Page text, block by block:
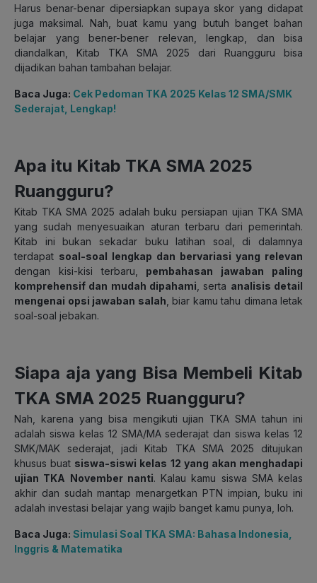
Harus benar-benar dipersiapkan supaya skor yang didapat
juga maksimal. Nah, buat kamu yang butuh banget bahan
belajar yang bener-bener relevan, lengkap, dan bisa
diandalkan, Kitab TKA SMA 2025 dari Ruangguru bisa
dijadikan bahan tambahan belajar.
Baca Juga: Cek Pedoman TKA 2025 Kelas 12 SMA/SMK
Sederajat, Lengkap!
Apa itu Kitab TKA SMA 2025
Ruangguru?
Kitab TKA SMA 2025 adalah buku persiapan ujian TKA SMA
yang sudah menyesuaikan aturan terbaru dari pemerintah.
Kitab ini bukan sekadar buku latihan soal, di dalamnya
terdapat soal-soal lengkap dan bervariasi yang relevan
dengan kisi-kisi terbaru, pembahasan jawaban paling
komprehensif dan mudah dipahami , serta analisis detail
mengenai opsi jawaban salah , biar kamu tahu dimana letak
soal-soal jebakan.
Siapa aja yang Bisa Membeli Kitab
TKA SMA 2025 Ruangguru?
Nah, karena yang bisa mengikuti ujian TKA SMA tahun ini
adalah siswa kelas 12 SMA/MA sederajat dan siswa kelas 12
SMK/MAK sederajat, jadi Kitab TKA SMA 2025 ditujukan
khusus buat siswa-siswi kelas 12 yang akan menghadapi
ujian TKA November nanti. Kalau kamu siswa SMA kelas
akhir dan sudah mantap menargetkan PTN impian, buku ini
adalah investasi belajar yang wajib banget kamu punya, loh.
Baca Juga: Simulasi Soal TKA SMA: Bahasa Indonesia,
Inggris & Matematika